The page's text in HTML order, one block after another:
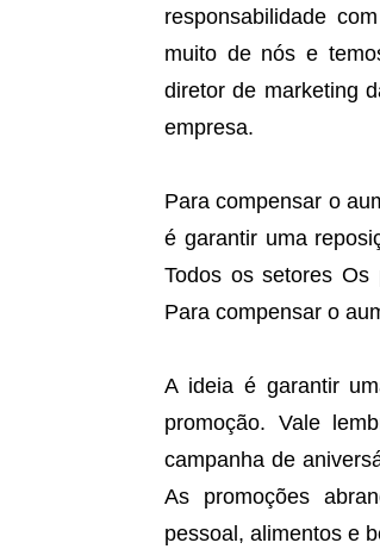
responsabilidade
muito de nós e
diretor de marketing
empresa.
Para compensar o
é garantir uma
Todos os setores Os
Para compensar o
A ideia é garantir
promoção. Vale
campanha de
As promoções
pessoal, alimentos e